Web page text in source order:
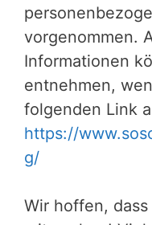
vorgenommen.
Informationen
entnehmen,
folgenden Link
https://
g/
Wir hoffen,